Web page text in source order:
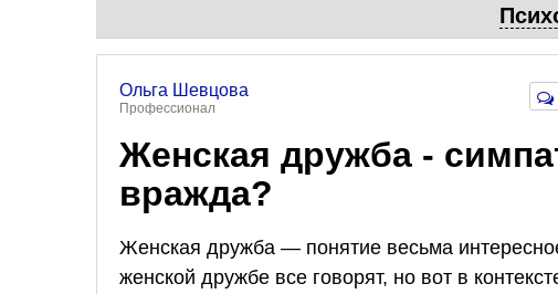
Ольга Шевцова
Профессионал
Женская дружба -
вражда?
Женская дружба — понятие весьма
женской дружбе все говорят, но вот в